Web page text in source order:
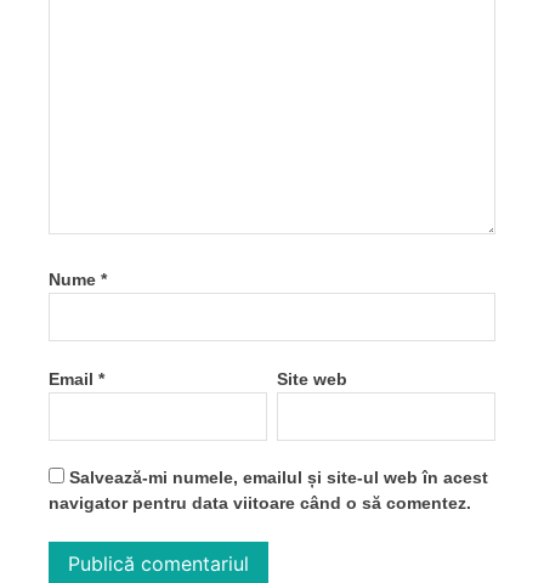
Nume *
Email * Site web
Salvează-mi numele, emailul și site-ul web în acest
navigator pentru data viitoare când o să comentez.